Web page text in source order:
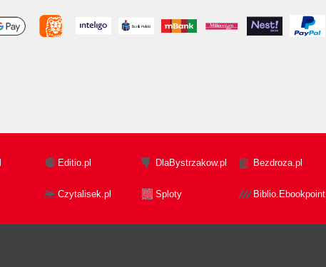
Editio.pl DlaBystrzakow.pl Bezdroza.pl
Czytalisek.pl Sploty